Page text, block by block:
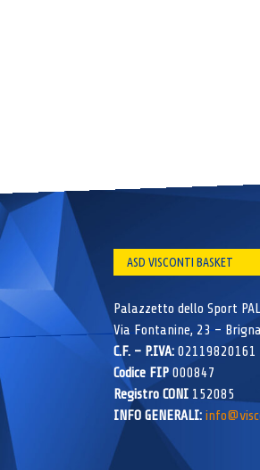
ASD VISCONTI BASKET
Palazzetto dello Sport
Via Fontanine, 23 –
C.F. – P.IVA: 02119820161
Codice FIP 000847
Registro CONI 152085
INFO GENERALI: